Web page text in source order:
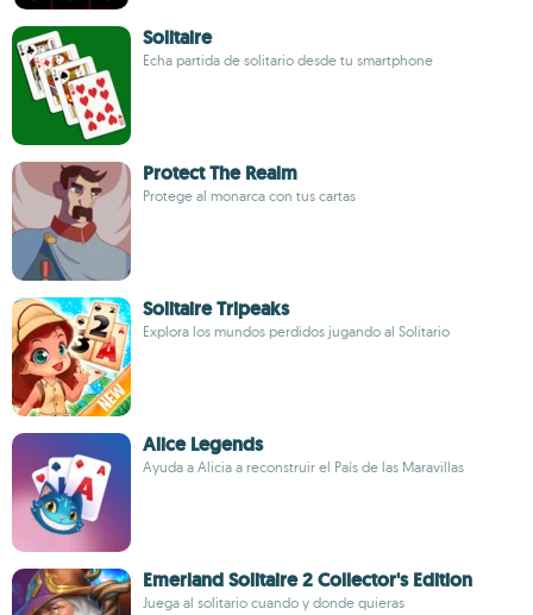
Solitaire
Echa partida de solitario desde tu smartphone
Protect The Realm
Protege al monarca con tus cartas
Solitaire Tripeaks
Explora los mundos perdidos jugando al Solitario
Alice Legends
Ayuda a Alicia a reconstruir el País de las Maravillas
Emerland Solitaire 2 Collector's Edition
Juega al solitario cuando y donde quieras